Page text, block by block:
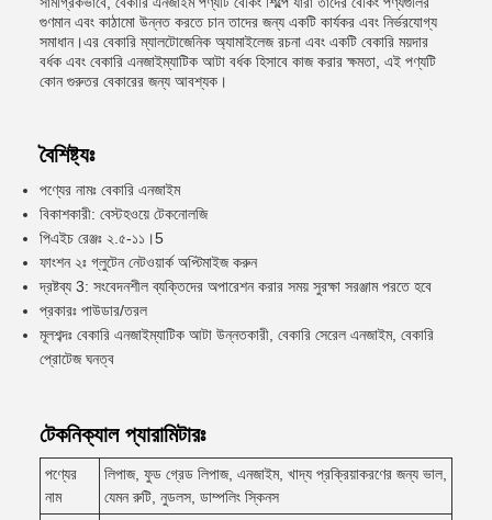
গুণমান এবং কাঠামো উন্নত করতে চান তাদের জন্য একটি কার্যকর এবং নির্ভরযোগ্য
সমাধান।এর বেকারি ম্যালটোজেনিক অ্যামাইলেজ রচনা এবং একটি বেকারি ময়দার
বর্ধক এবং বেকারি এনজাইম্যাটিক আটা বর্ধক হিসাবে কাজ করার ক্ষমতা, এই পণ্যটি
কোন গুরুতর বেকারের জন্য আবশ্যক।
বৈশিষ্ট্যঃ
পণ্যের নামঃ বেকারি এনজাইম
বিকাশকারী: বেস্টহওয়ে টেকনোলজি
পিএইচ রেঞ্জঃ ২.৫-১১।5
ফাংশন ২ঃ গ্লুটেন নেটওয়ার্ক অপ্টিমাইজ করুন
দ্রষ্টব্য 3: সংবেদনশীল ব্যক্তিদের অপারেশন করার সময় সুরক্ষা সরঞ্জাম পরতে হবে
প্রকারঃ পাউডার/তরল
মূলশব্দঃ বেকারি এনজাইম্যাটিক আটা উন্নতকারী, বেকারি সেরেল এনজাইম, বেকারি
প্রোটেজ ঘনত্ব
টেকনিক্যাল প্যারামিটারঃ
পণ্যের
নাম
লিপাজ, ফুড গ্রেড লিপাজ, এনজাইম, খাদ্য প্রক্রিয়াকরণের জন্য ভাল,
যেমন রুটি, নুডলস, ডাম্পলিং স্কিনস